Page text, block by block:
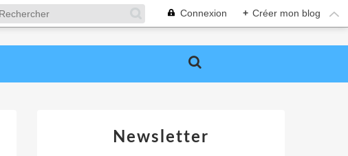
Connexion + Créer mon blog
Newsletter